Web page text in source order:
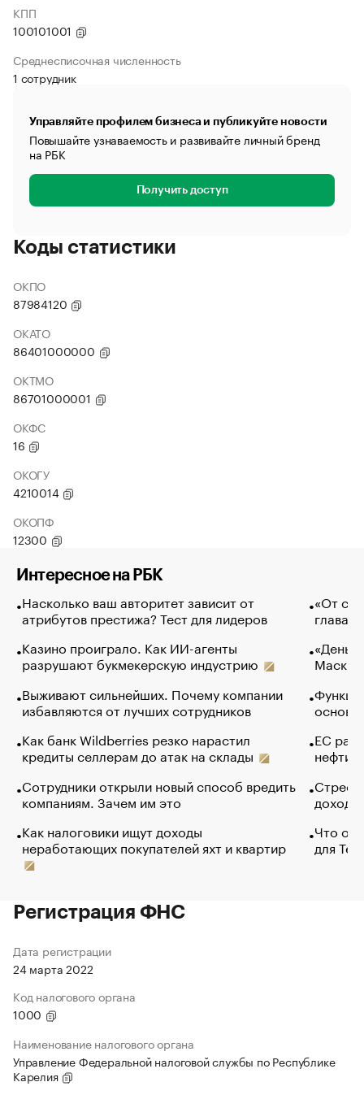
КПП
100101001
Среднесписочная численность
1 сотрудник
Управляйте профилем бизнеса и публикуйте новости
Повышайте узнаваемость и развивайте личный бренд
на РБК
Получить доступ
Коды статистики
ОКПО
87984120
ОКАТО
86401000000
ОКТМО
86701000001
ОКФС
16
ОКОГУ
4210014
ОКОПФ
12300
Интересное на РБК
Насколько ваш авторитет зависит от
атрибутов престижа? Тест для лидеров
Казино проиграло. Как ИИ-агенты
разрушают букмекерскую индустрию
Выживают сильнейших. Почему компании
избавляются от лучших сотрудников
Как банк Wildberries резко нарастил
кредиты селлерам до атак на склады
Сотрудники открыли новый способ вредить
компаниям. Зачем им это
Как налоговики ищут доходы
неработающих покупателей яхт и квартир
«От
глава
Маск в
основ
ЕС
нефти
Что
для
Регистрация ФНС
Дата регистрации
24 марта 2022
Код налогового органа
1000
Наименование налогового органа
Управление Федеральной налоговой службы по Республике
Карелия